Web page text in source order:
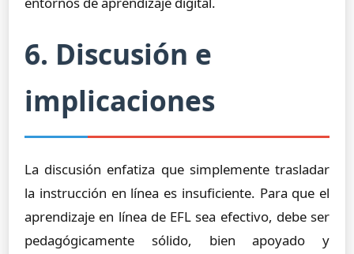
6. Discusión e
implicaciones
La discusión enfatiza que simplemente trasladar
la instrucción en línea es insuficiente. Para que el
aprendizaje en línea de EFL sea efectivo, debe ser
pedagógicamente sólido, bien apoyado y